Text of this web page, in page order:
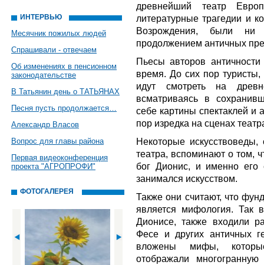
ИНТЕРВЬЮ
Месячник пожилых людей
Спрашивали - отвечаем
Об изменениях в пенсионном
законодательстве
В Татьянин день о ТАТЬЯНАХ
Песня пусть продолжается…
Александр Власов
Вопрос для главы района
Первая видеоконференция
проекта "АГРОПРОФИ"
ФОТОГАЛЕРЕЯ
древнейший театр
литературные трагедии и
Возрождения, были
продолжением античных
Пьесы авторов
время. До сих пор
идут смотреть на
всматриваясь в
себе картины спектаклей и
пор изредка на сценах
Некоторые искусствоведы,
театра, вспоминают о том,
бог Дионис, и именно его
занимался искусством.
Также они считают, что
является мифология. Так
Дионисе, также входили
Фесе и других античных
вложены мифы,
отображали